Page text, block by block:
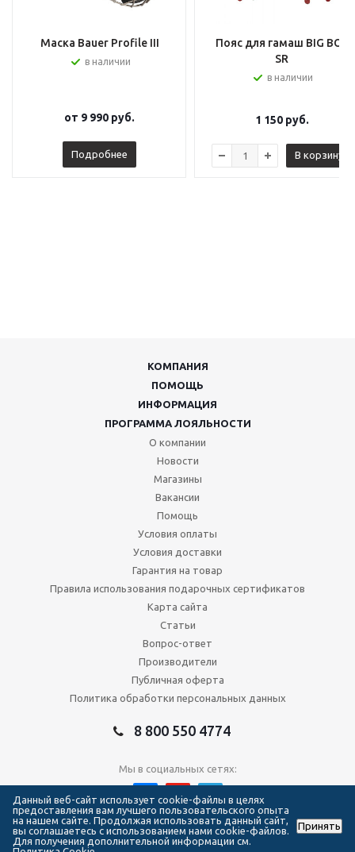
Маска Bauer Profile III
в наличии
от 9 990 руб.
Подробнее
Пояс для гамаш BIG BOY
SR
в наличии
1 150руб.
В корзину
КОМПАНИЯ
ПОМОЩЬ
ИНФОРМАЦИЯ
ПРОГРАММА ЛОЯЛЬНОСТИ
О компании
Новости
Магазины
Вакансии
Помощь
Условия оплаты
Условия доставки
Гарантия на товар
Правила использования подарочных сертификатов
Карта сайта
Статьи
Вопрос-ответ
Производители
Публичная оферта
Политика обработки персональных данных
8 800 550 4774
Мы в социальных сетях:
2026 © Сеть магазинов Forma Hockey
Данный веб-сайт использует cookie-файлы в целях
предоставления вам лучшего пользовательского опыта
на нашем сайте. Продолжая использовать данный сайт,
вы соглашаетесь с использованием нами cookie-файлов.
Для получения дополнительной информации см.
Принять